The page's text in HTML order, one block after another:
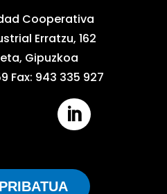
Cooperativa
Erratzu, 162
Gipuzkoa
Fax: 943 335 927
